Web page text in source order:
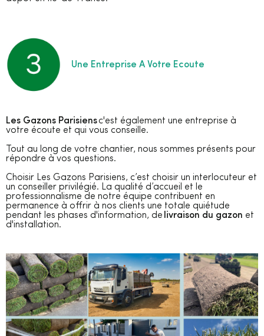
Une Entreprise A Votre Ecoute
Les Gazons Parisiensc'est également une entreprise à
votre écoute et qui vous conseille.
Tout au long de votre chantier, nous sommes présents pour
répondre à vos questions.
Choisir Les Gazons Parisiens, c’est choisir un interlocuteur et
un conseiller privilégié. La qualité d’accueil et le
professionnalisme de notre équipe contribuent en
permanence à offrir à nos clients une totale quiétude
pendant les phases d'information, de livraison du gazon et
d'installation.